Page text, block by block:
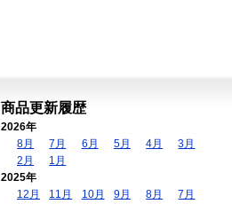
商品更新履歴
2026年
8月
7月 6月 5月 4月
3月
2月
1月
2025年
12月
11月 10月 9月 8月
7月